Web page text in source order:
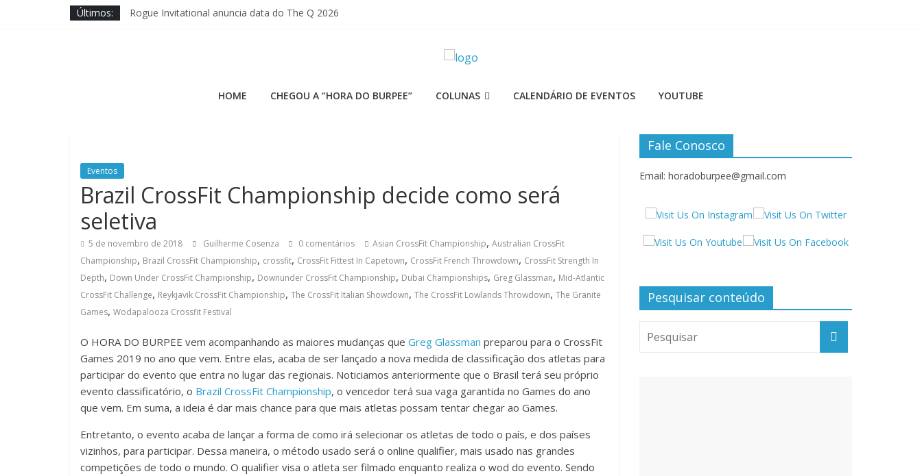
Últimos:
Rogue Invitational anuncia data do The Q 2026
Burpee
Hora
do
Burpee
HOME CHEGOU A “HORA DO BURPEE” COLUNAS CALENDÁRIO DE EVENTOS YOUTUBE
Eventos
Brazil CrossFit Championship decide como será
seletiva
5 de novembro de 2018 Guilherme Cosenza 0 comentários Asian CrossFit Championship, Australian CrossFit
Championship, Brazil CrossFit Championship, crossfit, CrossFit Fittest In Capetown, CrossFit French Throwdown, CrossFit Strength In
Depth, Down Under CrossFit Championship, Downunder CrossFit Championship, Dubai Championships, Greg Glassman, Mid-Atlantic
CrossFit Challenge, Reykjavik CrossFit Championship, The CrossFit Italian Showdown, The CrossFit Lowlands Throwdown, The Granite
Games, Wodapalooza Crossfit Festival
O HORA DO BURPEE vem acompanhando as maiores mudanças que Greg Glassman preparou para o CrossFit
Games 2019 no ano que vem. Entre elas, acaba de ser lançado a nova medida de classificação dos atletas para
participar do evento que entra no lugar das regionais. Noticiamos anteriormente que o Brasil terá seu próprio
evento classificatório, o Brazil CrossFit Championship, o vencedor terá sua vaga garantida no Games do ano
que vem. Em suma, a ideia é dar mais chance para que mais atletas possam tentar chegar ao Games.
Entretanto, o evento acaba de lançar a forma de como irá selecionar os atletas de todo o país, e dos países
vizinhos, para participar. Dessa maneira, o método usado será o online qualifier, mais usado nas grandes
competições de todo o mundo. O qualifier visa o atleta ser filmado enquanto realiza o wod do evento. Sendo
Fale Conosco
Email: horadoburpee@gmail.com
Pesquisar conteúdo